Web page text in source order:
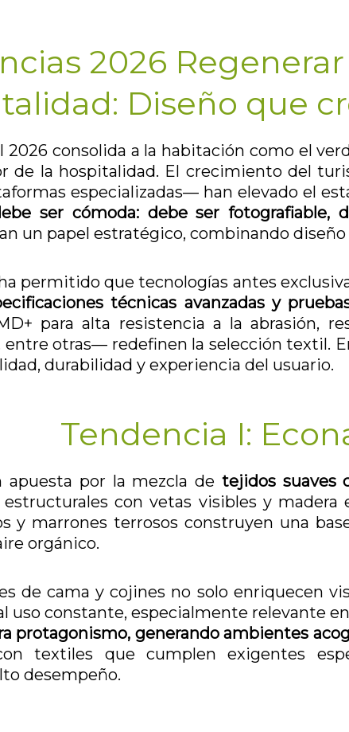
2026
Diseño que
2026 consolida a la habitación como el
de la hospitalidad. El crecimiento del
especializadas— han elevado el
ser cómoda: debe ser fotografiable,
un papel estratégico, combinando
permitido que tecnologías antes
técnicas avanzadas y
para alta resistencia a la abrasión,
entre otras— redefinen la selección textil.
durabilidad y experiencia del usuario.
Tendencia I:
apuesta por la mezcla de tejidos suaves
con vetas visibles y
y marrones terrosos construyen una
orgánico.
de cama y cojines no solo enriquecen
uso constante, especialmente relevante
protagonismo, generando ambientes
textiles que cumplen exigentes
desempeño.